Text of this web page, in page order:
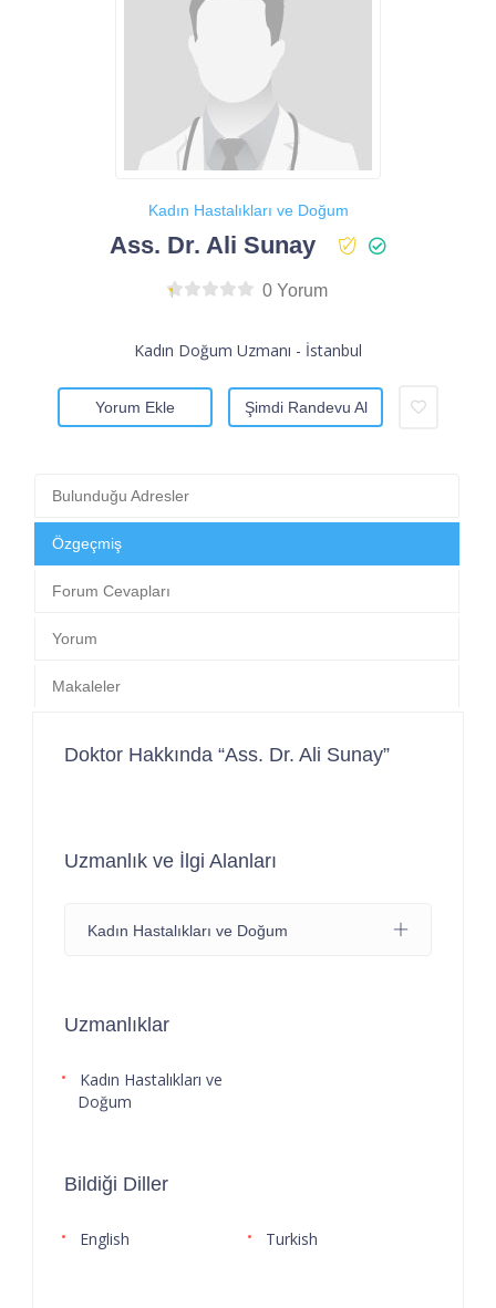
Kadın Hastalıkları ve Doğum
Ass. Dr. Ali Sunay
0 Yorum
Kadın Doğum Uzmanı - İstanbul
Yorum Ekle Şimdi Randevu Al
Bulunduğu Adresler
Özgeçmiş
Forum Cevapları
Yorum
Makaleler
Doktor Hakkında “Ass. Dr. Ali Sunay”
Uzmanlık ve İlgi Alanları
Kadın Hastalıkları ve Doğum
Uzmanlıklar
Kadın Hastalıkları ve
Doğum
Bildiği Diller
English Turkish